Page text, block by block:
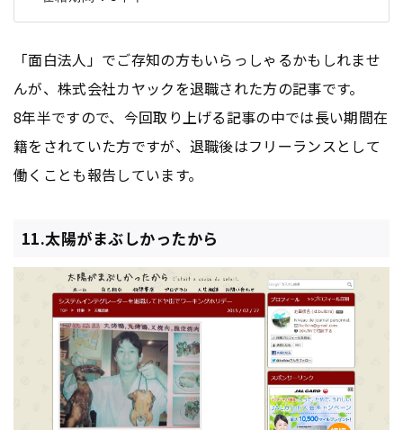
「面白法人」でご存知の方もいらっしゃるかもしれませ
んが、株式会社カヤックを退職された方の記事です。
8年半ですので、今回取り上げる記事の中では長い期間在
籍をされていた方ですが、退職後はフリーランスとして
働くことも報告しています。
11.太陽がまぶしかったから